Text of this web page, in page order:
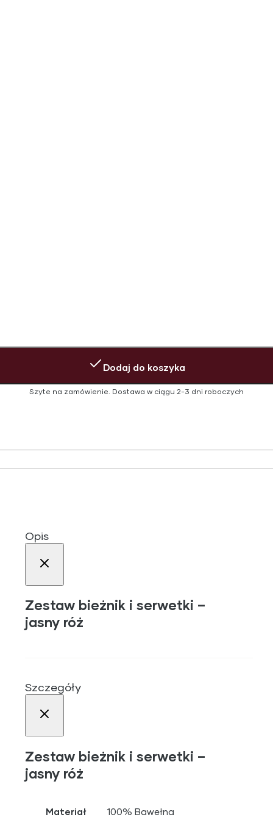
Dodaj do koszyka
Szyte na zamówienie. Dostawa w ciągu 2-3 dni roboczych
Opis
Zestaw bieżnik i serwetki –
jasny róż
Szczegóły
Zestaw bieżnik i serwetki –
jasny róż
Materiał 100% Bawełna